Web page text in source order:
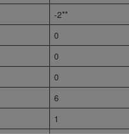
-2**
0
0
0
6
1